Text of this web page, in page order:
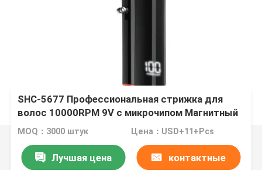
SHC-5677 Профессиональная стрижка для
волос 10000RPM 9V с микрочипом Магнитный
Мото 2500mAh Литиевая батарея
MOQ：3000 штук Цена：USD+11+Pcs
Лучшая цена контактные